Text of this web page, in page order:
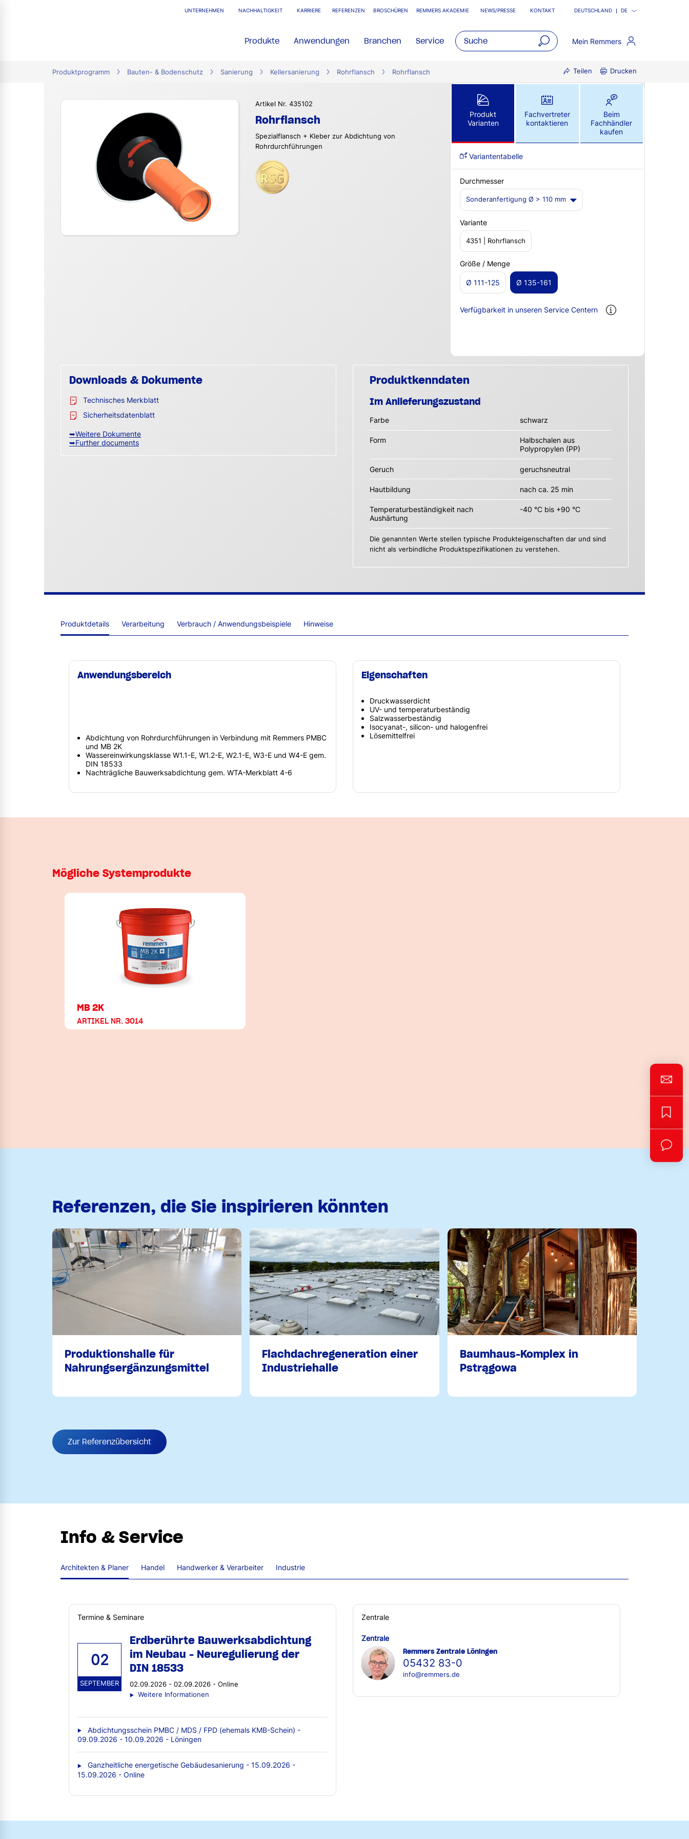
UNTERNEHMEN NACHHALTIGKEIT KARRIERE REFERENZEN BROSCHÜREN REMMERS AKADEMIE NEWS/PRESSE KONTAKT DEUTSCHLAND DE
Produkte Anwendungen Branchen Service Mein Remmers
Produktprogramm Bauten- & Bodenschutz Sanierung Kellersanierung Rohrflansch Rohrflansch Teilen Drucken
Artikel Nr. 435102
Rohrflansch
Spezialflansch + Kleber zur Abdichtung von
Rohrdurchführungen
Produkt
Varianten
Fachvertreter
kontaktieren
Beim
Fachhändler
kaufen
Variantentabelle
Durchmesser
Sonderanfertigung Ø > 110 mm
Variante
4351 | Rohrflansch
Größe / Menge
Ø 111-125 Ø 135-161
Verfügbarkeit in unseren Service Centern
Downloads & Dokumente
Technisches Merkblatt
Sicherheitsdatenblatt
➥Weitere Dokumente
➥Further documents
Produktkenndaten
Im Anlieferungszustand
Farbe schwarz
Form
Halbschalen aus
Polypropylen (PP)
Geruch geruchsneutral
Hautbildung nach ca. 25 min
Temperaturbeständigkeit nach
Aushärtung
-40 °C bis +90 °C
Die genannten Werte stellen typische Produkteigenschaften dar und sind
nicht als verbindliche Produktspezifikationen zu verstehen.
Produktdetails Verarbeitung Verbrauch / Anwendungsbeispiele Hinweise
Anwendungsbereich
Abdichtung von Rohrdurchführungen in Verbindung mit Remmers PMBC
und MB 2K
Wassereinwirkungsklasse W1.1-E, W1.2-E, W2.1-E, W3-E und W4-E gem.
DIN 18533
Nachträgliche Bauwerksabdichtung gem. WTA-Merkblatt 4-6
Eigenschaften
Druckwasserdicht
UV- und temperaturbeständig
Salzwasserbeständig
Isocyanat-, silicon- und halogenfrei
Lösemittelfrei
Mögliche Systemprodukte
MB 2K
ARTIKEL NR. 3014
Referenzen, die Sie inspirieren könnten
Produktionshalle für
Nahrungsergänzungsmittel
Flachdachregeneration einer
Industriehalle
Baumhaus-Komplex in
Pstrągowa
Zur Referenzübersicht
Info & Service
Architekten & Planer Handel Handwerker & Verarbeiter Industrie
Termine & Seminare
02
SEPTEMBER
Erdberührte Bauwerksabdichtung
im Neubau - Neuregulierung der
DIN 18533
02.09.2026 - 02.09.2026 - Online
Weitere Informationen
Abdichtungsschein PMBC / MDS / FPD (ehemals KMB-Schein) -
09.09.2026 - 10.09.2026 - Löningen
Ganzheitliche energetische Gebäudesanierung - 15.09.2026 -
15.09.2026 - Online
Zentrale
Zentrale
Remmers Zentrale Löningen
05432 83-0
info@remmers.de